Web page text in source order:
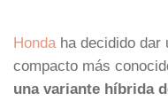
Honda ha decidido dar
compacto más
una variante híbrida